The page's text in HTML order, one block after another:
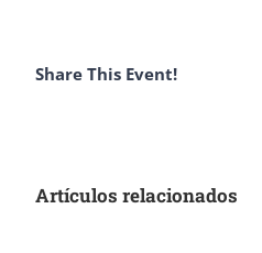
Share This Event!
Artículos relacionados